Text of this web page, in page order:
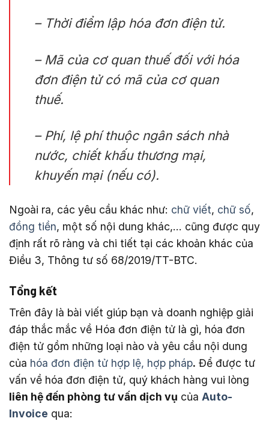
– Thời điểm lập hóa đơn điện tử.
– Mã của cơ quan thuế đối với hóa
đơn điện tử có mã của cơ quan
thuế.
– Phí, lệ phí thuộc ngân sách nhà
nước, chiết khấu thương mại,
khuyến mại (nếu có).
Ngoài ra, các yêu cầu khác như: chữ viết, chữ số,
đồng tiền, một số nội dung khác,… cũng được quy
định rất rõ ràng và chi tiết tại các khoản khác của
Điều 3, Thông tư số 68/2019/TT-BTC.
Tổng kết
Trên đây là bài viết giúp bạn và doanh nghiệp giải
đáp thắc mắc về Hóa đơn điện tử là gì, hóa đơn
điện tử gồm những loại nào và yêu cầu nội dung
của hóa đơn điện tử hợp lệ, hợp pháp. Để được tư
vấn về hóa đơn điện tử, quý khách hàng vui lòng
liên hệ đến phòng tư vấn dịch vụ của Auto-
Invoice qua: